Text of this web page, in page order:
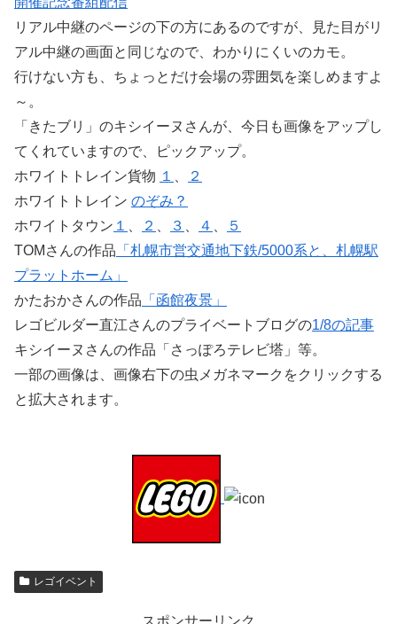
リアル中継のページの下の方にあるのですが、見た目がリ
アル中継の画面と同じなので、わかりにくいのカモ。
行けない方も、ちょっとだけ会場の雰囲気を楽しめますよ
～。
「きたブリ」のキシイーヌさんが、今日も画像をアップし
てくれていますので、ピックアップ。
ホワイトトレイン貨物 １
２
ホワイトトレイン のぞみ？
ホワイトタウン １ ２ ３ ４
５
TOMさんの作品 「札幌市営交通地下鉄/5000系と、札幌駅
プラットホーム」
かたおかさんの作品 「函館夜景」
レゴビルダー直江さんのプライベートブログの1/8の記事
キシイーヌさんの作品「さっぽろテレビ塔」等。
一部の画像は、画像右下の虫メガネマークをクリックする
と拡大されます。
レゴイベント